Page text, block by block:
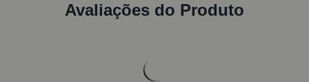
Avaliações do Produto